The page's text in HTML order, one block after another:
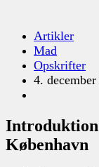
Artikler
Mad
Opskrifter
4.
København